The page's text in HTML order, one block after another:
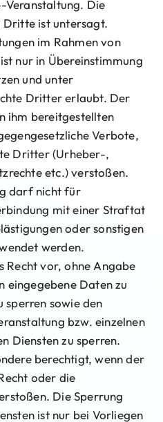
Veranstaltung. Die
Dritte ist untersagt.
im Rahmen von
nur in Übereinstimmung
und unter
Dritter erlaubt. Der
ihm bereitgestellten
Verbote,
Dritter (Urheber-,
etc.) verstoßen.
darf nicht für
mit einer Straftat
oder sonstigen
werden.
Recht vor, ohne Angabe
eingegebene Daten zu
sperren sowie den
bzw. einzelnen
Diensten zu sperren.
berechtigt, wenn der
oder die
Die Sperrung
ist nur bei Vorliegen